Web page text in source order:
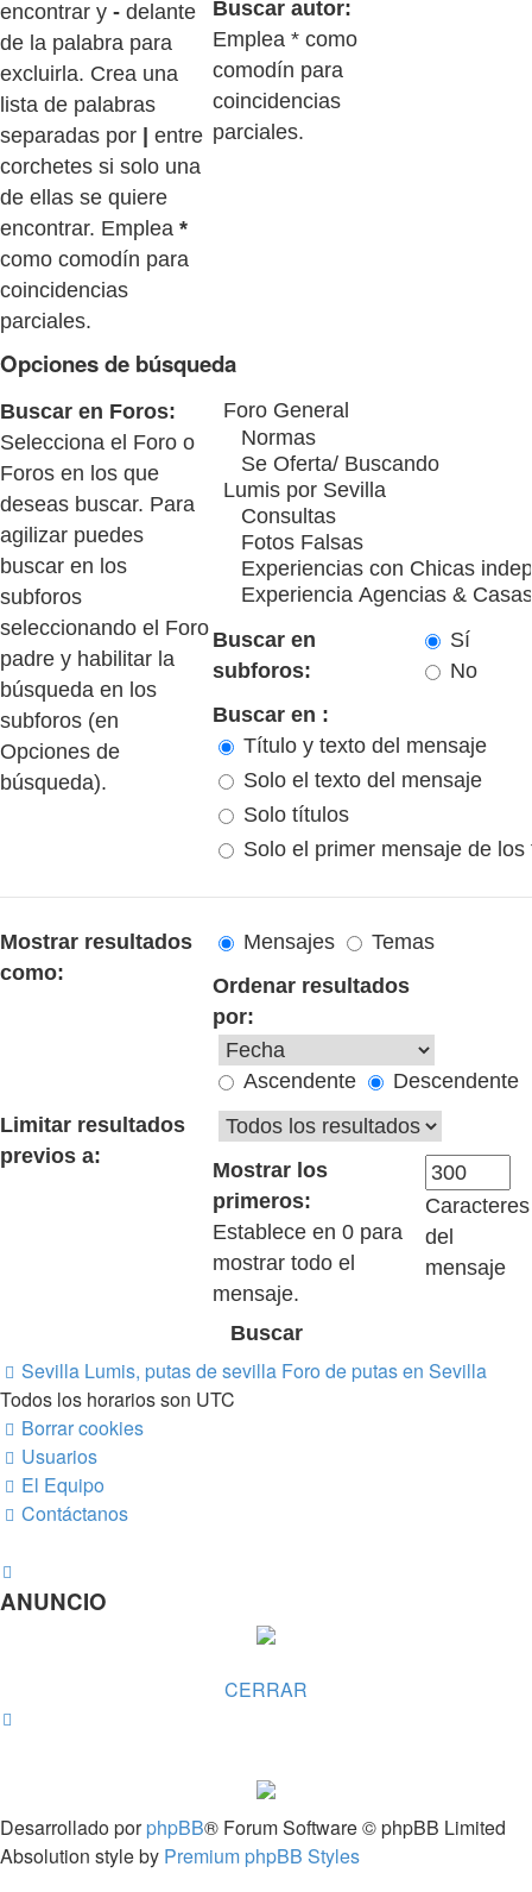
encontrar y - delante
de la palabra para
excluirla. Crea una
lista de palabras
separadas por | entre
corchetes si solo una
de ellas se quiere
encontrar. Emplea *
como comodín para
coincidencias
parciales.
Buscar autor:
Emplea * como
comodín para
coincidencias
parciales.
Opciones de búsqueda
Buscar en Foros:
Selecciona el Foro o
Foros en los que
deseas buscar. Para
agilizar puedes
buscar en los
subforos
seleccionando el Foro
padre y habilitar la
búsqueda en los
subforos (en
Opciones de
búsqueda).
Buscar en
subforos:
Sí
No
Buscar en :
Título y texto del mensaje
Solo el texto del mensaje
Solo títulos
Solo el primer mensaje de los
Mostrar resultados
como:
Mensajes
Temas
Ordenar resultados
por:
Ascendente
Descendente
Limitar resultados
previos a:
Mostrar los
primeros:
Establece en 0 para
mostrar todo el
mensaje.
Caracteres
del
mensaje
Sevilla Lumis, putas de sevilla Foro de putas en Sevilla
Todos los horarios son UTC
Borrar cookies
Usuarios
El Equipo
Contáctanos
ANUNCIO
CERRAR
Desarrollado porphpBB® Forum Software © phpBB Limited
Absolution style by Premium phpBB Styles